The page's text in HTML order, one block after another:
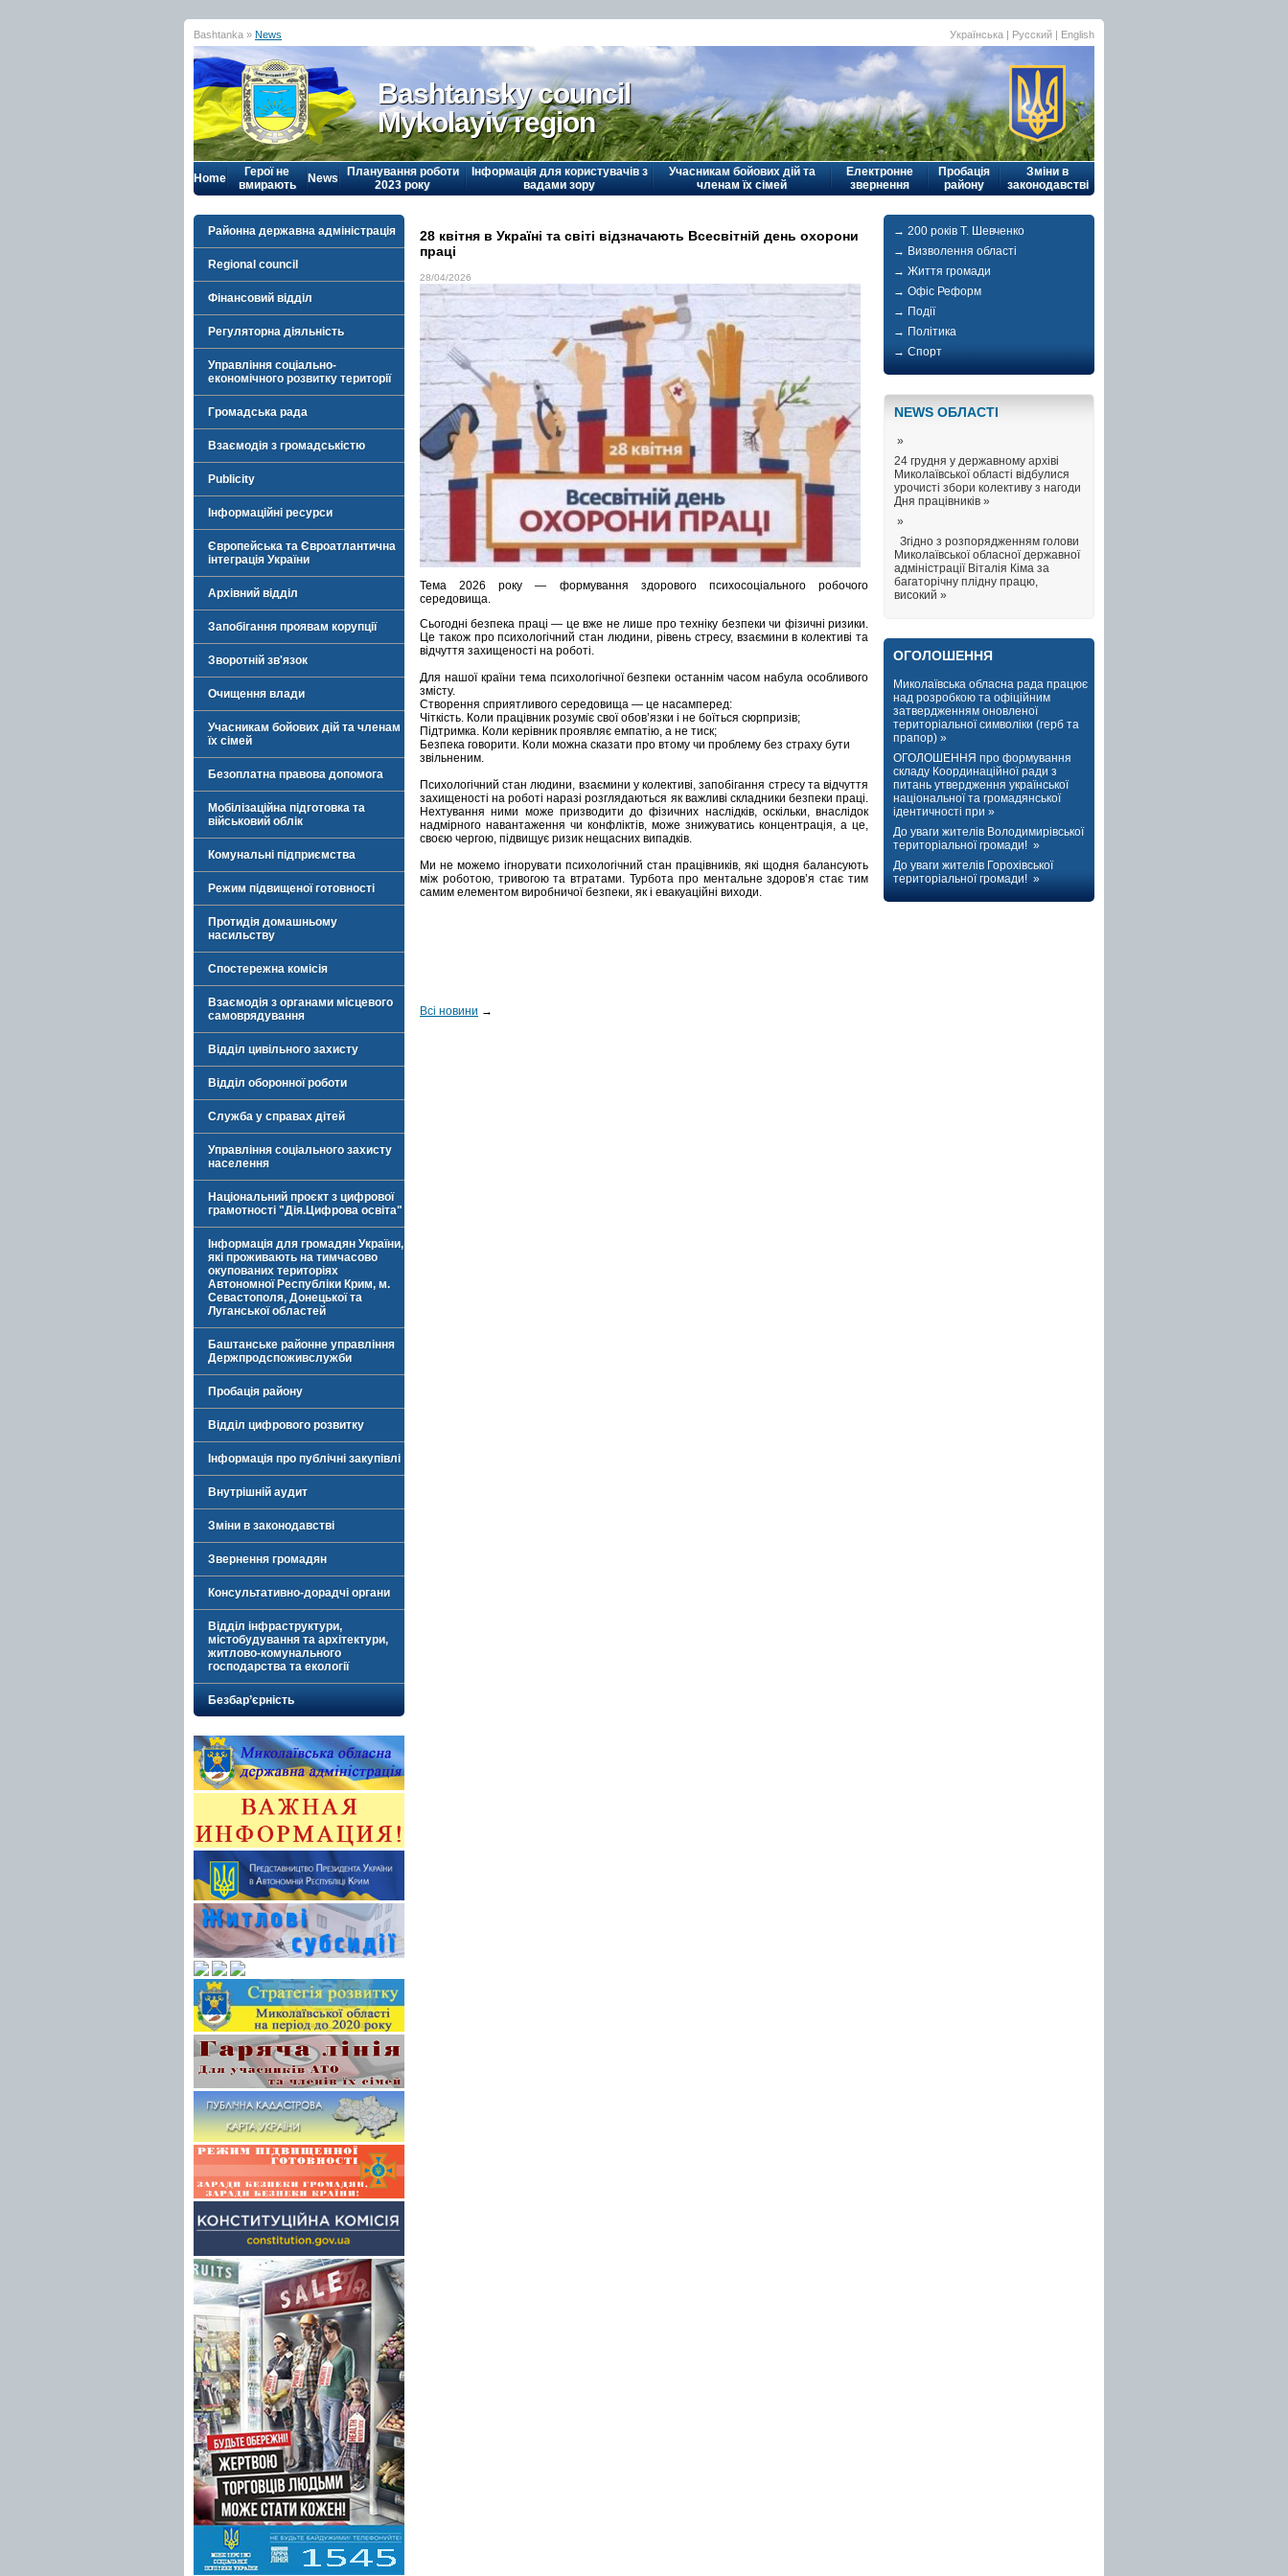
Bashtanka » News Українська | Русский | English
Bashtansky council
Mykolayiv region
Home
Герої не
вмирають
News
Планування роботи
2023 року
Інформація для користувачів з
вадами зору
Учасникам бойових дій та
членам їх сімей
Електронне
звернення
Пробація
району
Зміни в
законодавстві
Районна державна адміністрація
Regional council
Фінансовий відділ
Регуляторна діяльність
Управління соціально-
економічного розвитку території
Громадська рада
Взаємодія з громадськістю
Publicity
Інформаційні ресурси
Європейська та Євроатлантична
інтеграція України
Архівний відділ
Запобігання проявам корупції
Зворотній зв'язок
Очищення влади
Учасникам бойових дій та членам
їх сімей
Безоплатна правова допомога
Мобілізаційна підготовка та
військовий облік
Комунальні підприємства
Режим підвищеної готовності
Протидія домашньому
насильству
Спостережна комісія
Взаємодія з органами місцевого
самоврядування
Відділ цивільного захисту
Відділ оборонної роботи
Служба у справах дітей
Управління соціального захисту
населення
Національний проєкт з цифрової
грамотності "Дія.Цифрова освіта"
Інформація для громадян України,
які проживають на тимчасово
окупованих територіях
Автономної Республіки Крим, м.
Севастополя, Донецької та
Луганської областей
Баштанське районне управління
Держпродспоживслужби
Пробація району
Відділ цифрового розвитку
Інформація про публічні закупівлі
Внутрішній аудит
Зміни в законодавстві
Звернення громадян
Консультативно-дорадчі органи
Відділ інфраструктури,
містобудування та архітектури,
житлово-комунального
господарства та екології
Безбар’єрність
28 квітня в Україні та світі відзначають Всесвітній день охорони
праці
28/04/2026
Тема 2026 року — формування здорового психосоціального робочого
середовища.
Сьогодні безпека праці — це вже не лише про техніку безпеки чи фізичні ризики.
Це також про психологічний стан людини, рівень стресу, взаємини в колективі та
відчуття захищеності на роботі.
Для нашої країни тема психологічної безпеки останнім часом набула особливого
змісту.
Створення сприятливого середовища — це насамперед:
Чіткість. Коли працівник розуміє свої обов’язки і не боїться сюрпризів;
Підтримка. Коли керівник проявляє емпатію, а не тиск;
Безпека говорити. Коли можна сказати про втому чи проблему без страху бути
звільненим.
Психологічний стан людини, взаємини у колективі, запобігання стресу та відчуття
захищеності на роботі наразі розглядаються як важливі складники безпеки праці.
Нехтування ними може призводити до фізичних наслідків, оскільки, внаслідок
надмірного навантаження чи конфліктів, може знижуватись концентрація, а це,
своєю чергою, підвищує ризик нещасних випадків.
Ми не можемо ігнорувати психологічний стан працівників, які щодня балансують
між роботою, тривогою та втратами. Турбота про ментальне здоров’я стає тим
самим елементом виробничої безпеки, як і евакуаційні виходи.
Всі новини →
→ 200 років Т. Шевченко
→ Визволення області
→ Життя громади
→ Офіс Реформ
→ Події
→ Політика
→ Спорт
NEWS ОБЛАСТI
»
24 грудня у державному архіві
Миколаївської області відбулися
урочисті збори колективу з нагоди
Дня працівників »
»
Згідно з розпорядженням голови
Миколаївської обласної державної
адміністрації Віталія Кіма за
багаторічну плідну працю,
високий »
ОГОЛОШЕННЯ
Миколаївська обласна рада працює
над розробкою та офіційним
затвердженням оновленої
територіальної символіки (герб та
прапор) »
ОГОЛОШЕННЯ про формування
складу Координаційної ради з
питань утвердження української
національної та громадянської
ідентичності при »
До уваги жителів Володимирівської
територіальної громади! »
До уваги жителів Горохівської
територіальної громади! »